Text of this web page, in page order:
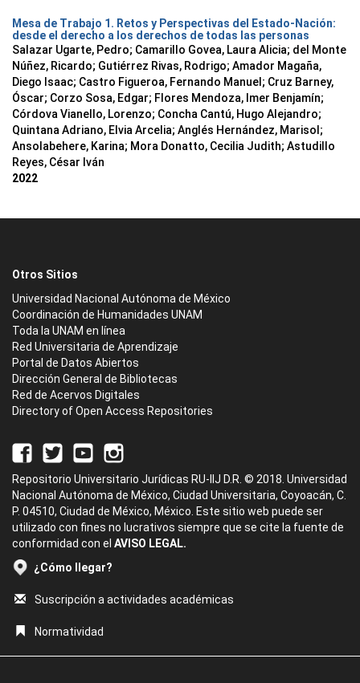
Mesa de Trabajo 1. Retos y Perspectivas del Estado-Nación:
desde el derecho a los derechos de todas las personas
Salazar Ugarte, Pedro; Camarillo Govea, Laura Alicia; del Monte
Núñez, Ricardo; Gutiérrez Rivas, Rodrigo; Amador Magaña,
Diego Isaac; Castro Figueroa, Fernando Manuel ; Cruz Barney,
Óscar; Corzo Sosa, Edgar; Flores Mendoza, Imer Benjamín;
Córdova Vianello, Lorenzo; Concha Cantú, Hugo Alejandro;
Quintana Adriano, Elvia Arcelia; Anglés Hernández, Marisol ;
Ansolabehere, Karina; Mora Donatto, Cecilia Judith; Astudillo
Reyes, César Iván
2022
Otros Sitios
Universidad Nacional Autónoma de México
Coordinación de Humanidades UNAM
Toda la UNAM en línea
Red Universitaria de Aprendizaje
Portal de Datos Abiertos
Dirección General de Bibliotecas
Red de Acervos Digitales
Directory of Open Access Repositories
Repositorio Universitario Jurídicas RU-IIJ D.R. © 2018. Universidad
Nacional Autónoma de México, Ciudad Universitaria, Coyoacán, C.
P. 04510, Ciudad de México, México. Este sitio web puede ser
utilizado con fines no lucrativos siempre que se cite la fuente de
conformidad con el AVISO LEGAL.
¿Cómo llegar?
Suscripción a actividades académicas
Normatividad